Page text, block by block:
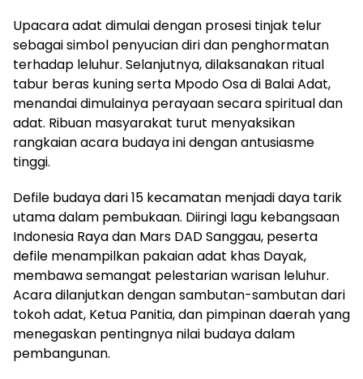
Upacara adat dimulai dengan prosesi tinjak telur
sebagai simbol penyucian diri dan penghormatan
terhadap leluhur. Selanjutnya, dilaksanakan ritual
tabur beras kuning serta Mpodo Osa di Balai Adat,
menandai dimulainya perayaan secara spiritual dan
adat. Ribuan masyarakat turut menyaksikan
rangkaian acara budaya ini dengan antusiasme
tinggi.
Defile budaya dari 15 kecamatan menjadi daya tarik
utama dalam pembukaan. Diiringi lagu kebangsaan
Indonesia Raya dan Mars DAD Sanggau, peserta
defile menampilkan pakaian adat khas Dayak,
membawa semangat pelestarian warisan leluhur.
Acara dilanjutkan dengan sambutan-sambutan dari
tokoh adat, Ketua Panitia, dan pimpinan daerah yang
menegaskan pentingnya nilai budaya dalam
pembangunan.